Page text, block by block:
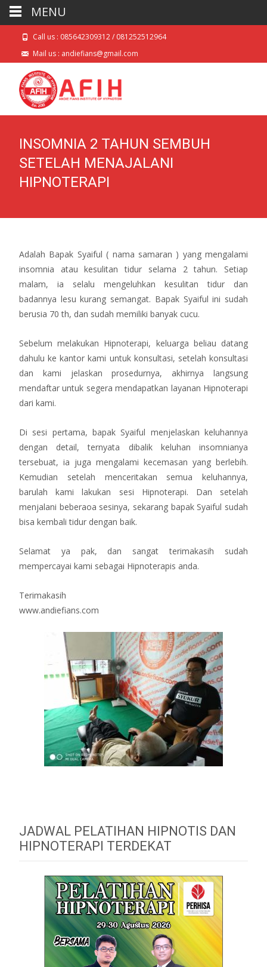
Call us : 085642309312 / 081252512964
Mail us : andiefians@gmail.com
INSOMNIA 2 TAHUN SEMBUH
SETELAH MENAJALANI
HIPNOTERAPI
Adalah Bapak Syaiful ( nama samaran ) yang mengalami
insomnia atau kesulitan tidur selama 2 tahun. Setiap
malam, ia selalu mengeluhkan kesulitan tidur dan
badannya lesu kurang semangat. Bapak Syaiful ini sudah
berusia 70 th, dan sudah memiliki banyak cucu.
Sebelum melakukan Hipnoterapi, keluarga beliau datang
dahulu ke kantor kami untuk konsultasi, setelah konsultasi
dan kami jelaskan prosedurnya, akhirnya langsung
mendaftar untuk segera mendapatkan layanan Hipnoterapi
dari kami.
Di sesi pertama, bapak Syaiful menjelaskan keluhannya
dengan detail, ternyata dibalik keluhan insomnianya
tersebuat, ia juga mengalami kecemasan yang berlebih.
Kemudian setelah menceritakan semua keluhannya,
barulah kami lakukan sesi Hipnoterapi. Dan setelah
menjalani beberaoa sesinya, sekarang bapak Syaiful sudah
bisa kembali tidur dengan baik.
Selamat ya pak, dan sangat terimakasih sudah
mempercayai kami sebagai Hipnoterapis anda.
Terimakasih
www.andiefians.com
JADWAL PELATIHAN HIPNOTIS DAN
HIPNOTERAPI TERDEKAT
MENU